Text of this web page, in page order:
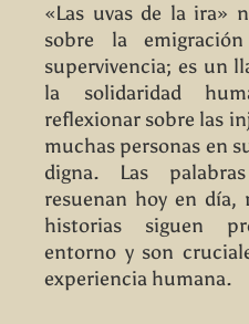
«Las uvas de la ira»
sobre la
supervivencia; es un
la solidaridad
reflexionar sobre las
muchas personas en
digna. Las
resuenan hoy en día,
historias siguen
entorno y son
experiencia humana.